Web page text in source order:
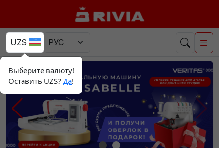
Выберите валюту!
Оставить UZS? Да!